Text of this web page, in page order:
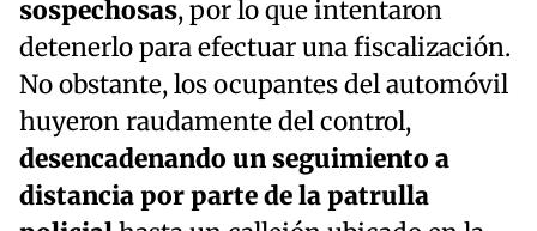
sospechosas, por lo que intentaron
detenerlo para efectuar una fiscalización.
No obstante, los ocupantes del automóvil
huyeron raudamente del control,
desencadenando un seguimiento a
distancia por parte de la patrulla